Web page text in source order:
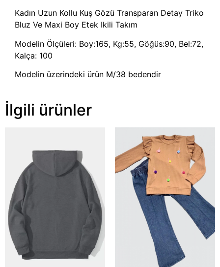
Kadın Uzun Kollu Kuş Gözü Transparan Detay Triko
Bluz Ve Maxi Boy Etek Ikili Takım
Modelin Ölçüleri: Boy:165, Kg:55, Göğüs:90, Bel:72,
Kalça: 100
Modelin üzerindeki ürün M/38 bedendir
İlgili ürünler